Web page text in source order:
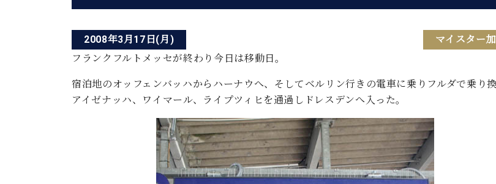
C.ベヒシュタイン コンサート/C.ベヒシュタイン レジデンス
C.ベヒシュタイン コンサート
グランドピアノ
C.ベヒシュタイン コンサート
アップライトピアノ
み
ピアノ製造番号
ベヒシュタイン・シューレ
納入実績 ホール・スタジオ
納入実績 音楽教室
(お知らせ・メディア情報)
コンサート
レッスンイベント
代理店主催イベント
ベヒシュタイン・セントラム 東京
ホール・スタジオレンタル
技術者紹介
八王子工房ブログ
アクセス
お問い合わせ
2008年3月17日(月)
マイスター
フランクフルトメッセが終わり今日は移動日。
宿泊地のオッフェンバッハからハーナウへ、そしてベルリン行きの電車に乗りフルダで乗り換
アイゼナッハ、ワイマール、ライプツィヒを通過しドレスデンへ入った。
ナ
ビ
ゲ
ー
シ